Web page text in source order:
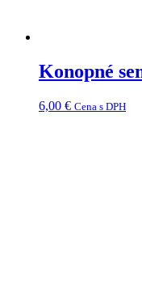
Konopné
6,00 € Cena s DPH